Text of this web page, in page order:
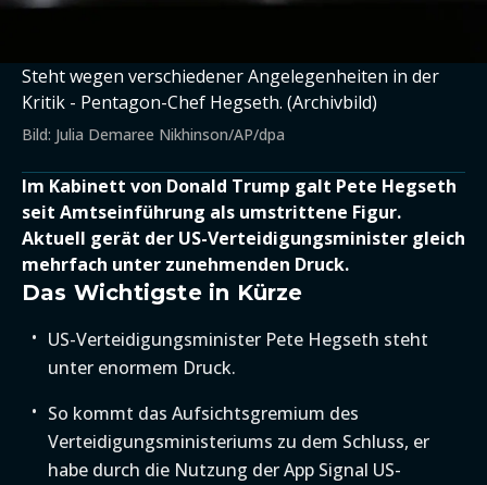
Steht wegen verschiedener Angelegenheiten in der
Kritik - Pentagon-Chef Hegseth. (Archivbild)
Bild: Julia Demaree Nikhinson/AP/dpa
Im Kabinett von Donald Trump galt Pete Hegseth
seit Amtseinführung als umstrittene Figur.
Aktuell gerät der US-Verteidigungsminister gleich
mehrfach unter zunehmenden Druck.
Das Wichtigste in Kürze
US-Verteidigungsminister Pete Hegseth steht
unter enormem Druck.
So kommt das Aufsichtsgremium des
Verteidigungsministeriums zu dem Schluss, er
habe durch die Nutzung der App Signal US-